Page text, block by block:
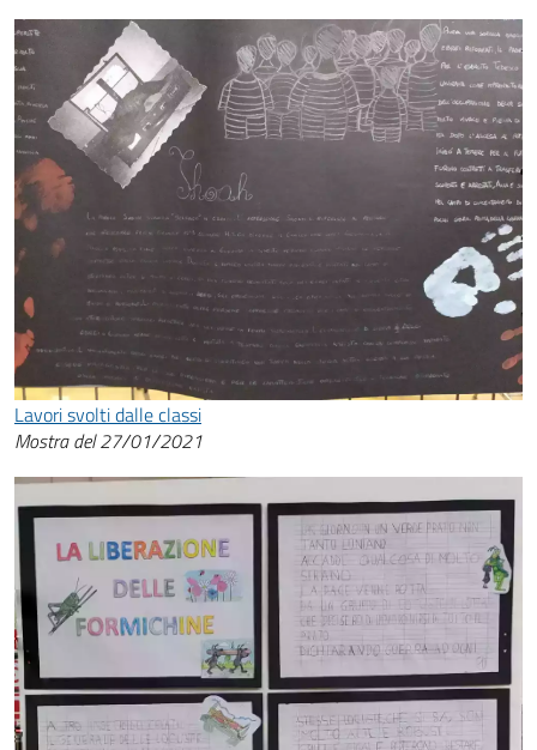
Lavori svolti dalle classi
Mostra del 27/01/2021